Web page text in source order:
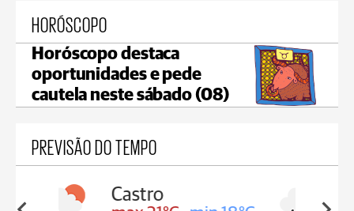
HORÓSCOPO
Horóscopo destaca
oportunidades e pede
cautela neste sábado (08)
PREVISÃO DO TEMPO
Carambeí